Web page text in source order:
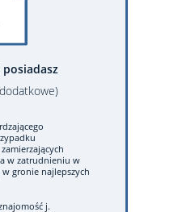
posiadasz
w zatrudnieniu w
gronie najlepszych
j.